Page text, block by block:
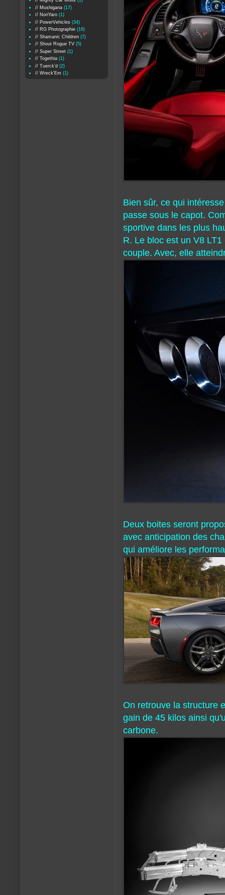
Bien sûr, ce qui
passe sous le capot.
sportive dans les plus
R. Le bloc est un V8
couple. Avec, elle
Deux boites seront
avec anticipation des
qui améliore les
On retrouve la structure
gain de 45 kilos ainsi
carbone.
// Mushigana (17)
// NoriYaro (1)
// PowerVehicles (34)
// RG Photographie (16)
// Shamanic Children (7)
// Shout Rogue TV (5)
// Super Street (1)
// Togethia (1)
// Tuerck'd (2)
// Wreck'Em (1)